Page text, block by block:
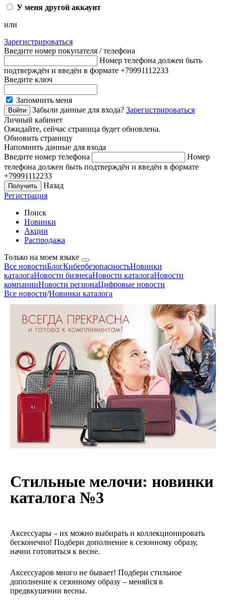
У меня другой аккаунт
или
Зарегистрироваться
Введите номер покупателя / телефона
Номер телефона должен быть
подтверждён и введён в формате +79991112233
Введите ключ
Запомнить меня
Забыли данные для входа? Зарегистрироваться
Личный кабинет
Ожидайте, сейчас страница будет обновлена.
Обновить страницу
Напомнить данные для входа
Введите номер телефона
Номер
телефона должен быть подтверждён и введён в формате
+79991112233
Назад
Регистрация
Поиск
Новинки
Акции
Распродажа
Только на моем языке
Все новостиБлогКибербезопасностьНовинки
каталогаНовости бизнесаНовости каталогаНовости
компанииНовости регионаЦифровые новости
Все новости/Новинки каталога
Стильные мелочи: новинки
каталога №3
Аксессуары – их можно выбирать и коллекционировать
бесконечно! Подбери дополнение к сезонному образу,
начни готовиться к весне.
Аксессуаров много не бывает! Подбери стильное
дополнение к сезонному образу – меняйся в
предвкушении весны.